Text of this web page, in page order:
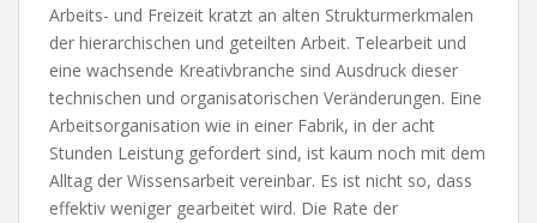
Arbeits- und Freizeit kratzt an alten Strukturmerkmalen
der hierarchischen und geteilten Arbeit. Telearbeit und
eine wachsende Kreativbranche sind Ausdruck dieser
technischen und organisatorischen Veränderungen. Eine
Arbeitsorganisation wie in einer Fabrik, in der acht
Stunden Leistung gefordert sind, ist kaum noch mit dem
Alltag der Wissensarbeit vereinbar. Es ist nicht so, dass
effektiv weniger gearbeitet wird. Die Rate der